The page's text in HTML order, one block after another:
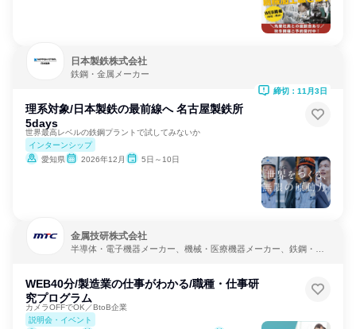
日本製鉄株式会社
鉄鋼・金属メーカー
理系対象/日本製鉄の最前線へ 名古屋製鉄所
5days
世界最高レベルの鉄鋼プラントで試してみないか
インターンシップ
愛知県
2026年12月 5日～10日
締切：11月3日
金属技研株式会社
半導体・電子機器メーカー、機械・医療機器メーカー、鉄鋼・金
WEB40分/製造業の仕事がわかる/職種・仕事研
究プログラム
カメラOFFでOK／BtoB企業
説明会・イベント